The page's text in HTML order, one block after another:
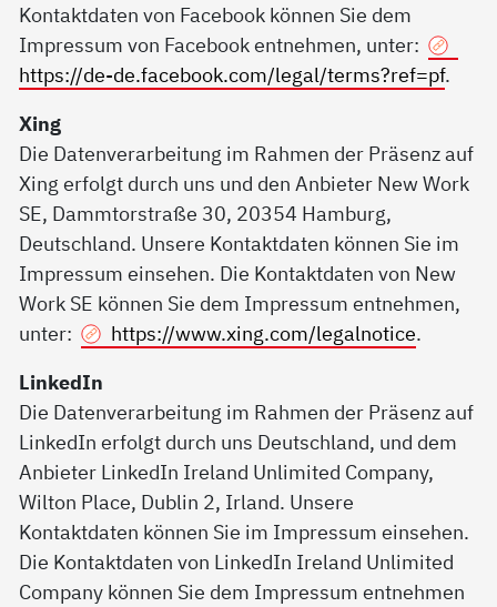
Kontaktdaten von Facebook können Sie dem
Impressum von Facebook entnehmen, unter:
https://de-de.facebook.com/legal/terms?ref=pf.
Xing
Die Datenverarbeitung im Rahmen der Präsenz auf
Xing erfolgt durch uns und den Anbieter New Work
SE, Dammtorstraße 30, 20354 Hamburg,
Deutschland. Unsere Kontaktdaten können Sie im
Impressum einsehen. Die Kontaktdaten von New
Work SE können Sie dem Impressum entnehmen,
unter:
https://www.xing.com/legalnotice.
LinkedIn
Die Datenverarbeitung im Rahmen der Präsenz auf
LinkedIn erfolgt durch uns Deutschland, und dem
Anbieter LinkedIn Ireland Unlimited Company,
Wilton Place, Dublin 2, Irland. Unsere
Kontaktdaten können Sie im Impressum einsehen.
Die Kontaktdaten von LinkedIn Ireland Unlimited
Company können Sie dem Impressum entnehmen